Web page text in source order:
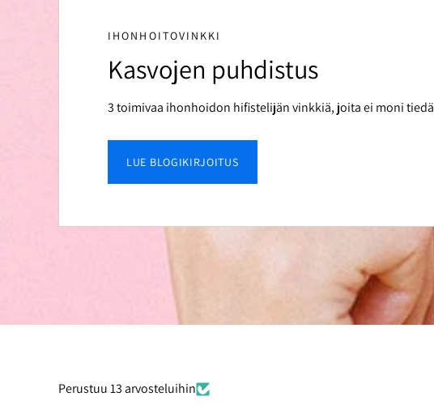
IHONHOITOVINKKI
Kasvojen puhdistus
3 toimivaa ihonhoidon hifistelijän vinkkiä, joita ei moni tiedä
LUE BLOGIKIRJOITUS
Perustuu 13 arvosteluihin